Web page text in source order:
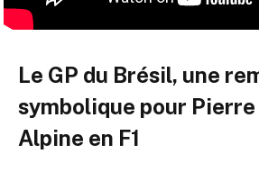
Le GP du Brésil, une
symbolique pour Pierre
Alpine en F1